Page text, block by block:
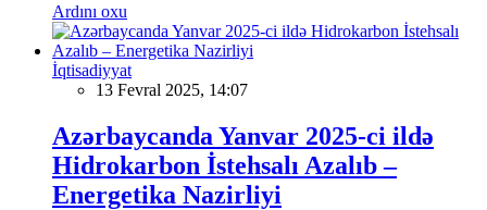
Ardını oxu
İqtisadiyyat
13 Fevral 2025, 14:07
Azərbaycanda Yanvar 2025-ci ildə
Hidrokarbon İstehsalı Azalıb –
Energetika Nazirliyi